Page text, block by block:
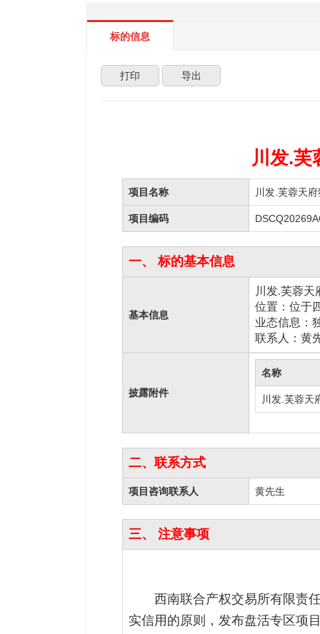
标的信息
打印 导出
川发.芙
项目名称 川发.芙蓉天
项目编码
一、 标的基本信息
基本信息
川发.芙蓉
位置： 位于
业态信息：
联系人
：黄
披露附件
名称
川发.芙蓉天
二、联系方式
项目咨询联系人 黄先生
三、 注意事项
西南联合产权交易所有限责
实信用的原则，发布盘活专区项